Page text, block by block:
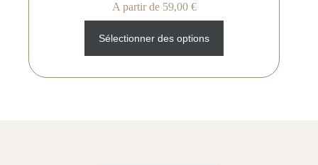
A partir de 59,00 €
Sélectionner des options